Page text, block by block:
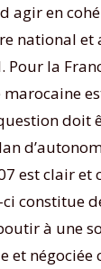
agir en
national et
la
doit
est clair et
ci constitue
à une
et